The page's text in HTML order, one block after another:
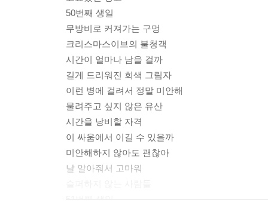
50번째 생일
무방비로 커져가는 구멍
크리스마스이브의 불청객
시간이 얼마나 남을 걸까
길게 드리워진 회색 그림자
이런 병에 걸려서 정말 미안해
물려주고 싶지 않은 유산
시간을 낭비할 자격
이 싸움에서 이길 수 있을까
미안해하지 않아도 괜찮아
날 알아줘서 고마워
51번째 생일